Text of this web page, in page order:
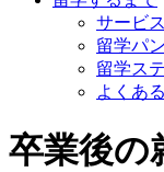
サービ
留学パ
留学ス
よくあ
卒業後の